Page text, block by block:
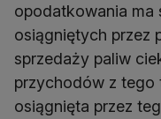
opodatkowania ma
osiągniętych przez
sprzedaży paliw
przychodów z tego
osiągnięta przez